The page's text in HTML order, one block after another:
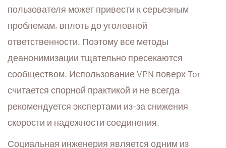
пользователя может привести к серьезным
проблемам, вплоть до уголовной
ответственности. Поэтому все методы
деанонимизации тщательно пресекаются
сообществом. Использование VPN поверх Tor
считается спорной практикой и не всегда
рекомендуется экспертами из-за снижения
скорости и надежности соединения.
Социальная инженерия является одним из